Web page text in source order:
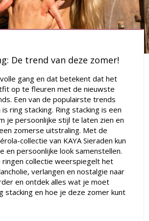
De trend van deze zomer!
gang en dat betekent dat het
op te fleuren met de nieuwste
Een van de populairste trends
ring stacking. Ring stacking is een
je persoonlijke stijl te laten zien en
zomerse uitstraling. Met de
collectie van KAYA Sieraden kun
en persoonlijke look samenstellen.
ringen collectie weerspiegelt het
verlangen en nostalgie naar
en ontdek alles wat je moet
stacking en hoe je deze zomer kunt